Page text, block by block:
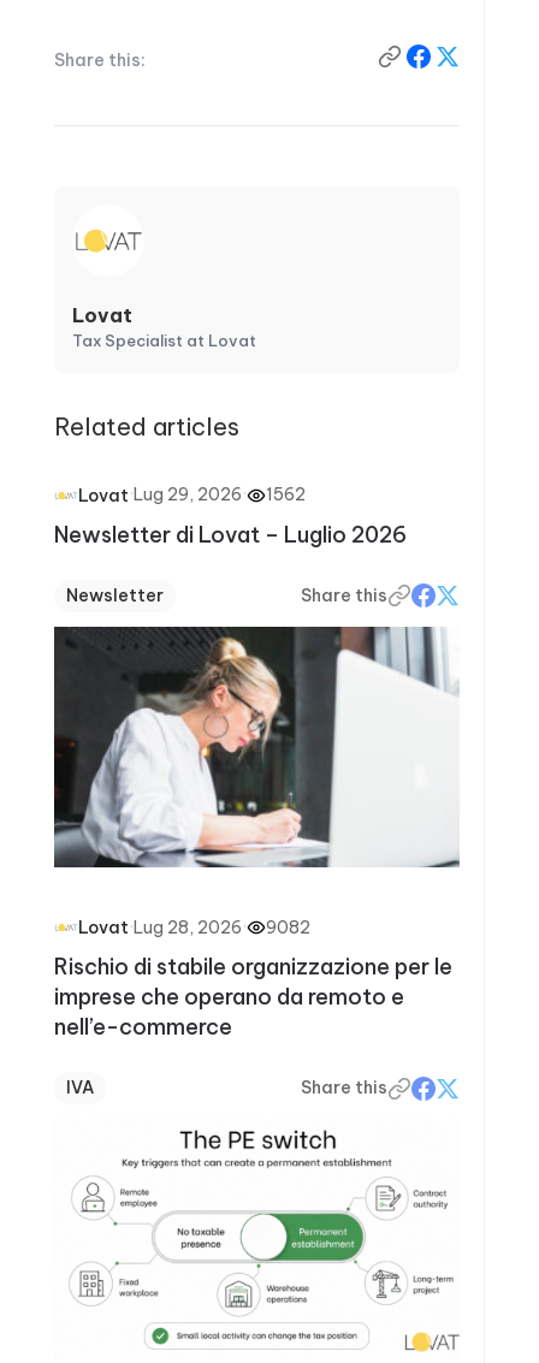
Share this:
Lovat
Tax Specialist at Lovat
Related articles
Lovat·Lug 29, 2026· 1562
Newsletter di Lovat – Luglio 2026
Newsletter Share this
Lovat·Lug 28, 2026· 9082
Rischio di stabile organizzazione per le
imprese che operano da remoto e
nell’e-commerce
IVA Share this